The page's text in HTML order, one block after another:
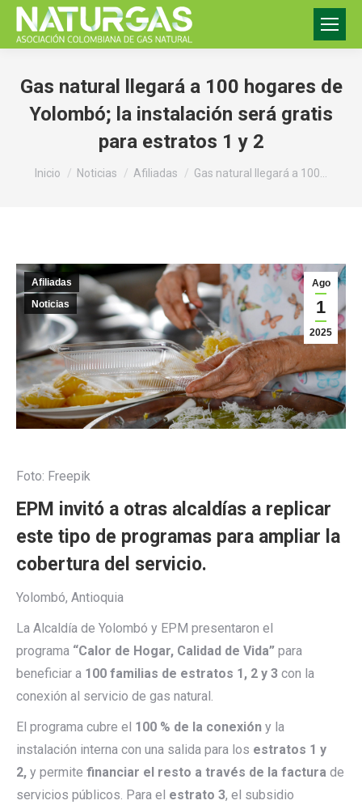
Gas natural llegará a 100 hogares de
Yolombó; la instalación será gratis
para estratos 1 y 2
Estás aquí:
Inicio Noticias Afiliadas Gas natural llegará a 100…
Ago
1
2025
Afiliadas
Noticias
Foto: Freepik
EPM invitó a otras alcaldías a replicar
este tipo de programas para ampliar la
cobertura del servicio.
Yolombó, Antioquia
La Alcaldía de Yolombó y EPM presentaron el
programa “Calor de Hogar, Calidad de Vida” para
beneficiar a 100 familias de estratos 1, 2 y 3 con la
conexión al servicio de gas natural.
El programa cubre el 100 % de la conexión y la
instalación interna con una salida para los estratos 1 y
2, y permite financiar el resto a través de la factura de
servicios públicos. Para el estrato 3, el subsidio